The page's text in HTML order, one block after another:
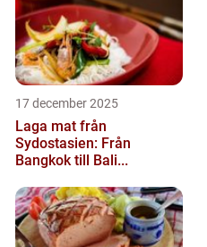
17 december 2025
Laga mat från
Sydostasien: Från
Bangkok till Bali...